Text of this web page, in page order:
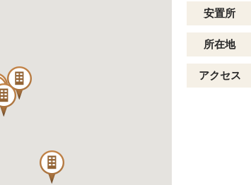
安置所
所在地
アクセス